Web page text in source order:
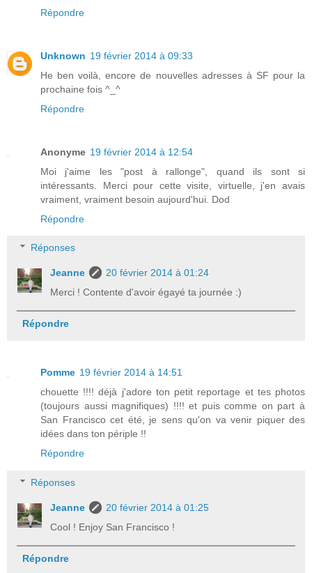
Répondre
Unknown 19 février 2014 à 09:33
He ben voilà, encore de nouvelles adresses à SF pour la
prochaine fois ^_^
Répondre
Anonyme 19 février 2014 à 12:54
Moi j'aime les "post à rallonge", quand ils sont si
intéressants. Merci pour cette visite, virtuelle, j'en avais
vraiment, vraiment besoin aujourd'hui. Dod
Répondre
Réponses
Jeanne
20 février 2014 à 01:24
Merci ! Contente d'avoir égayé ta journée :)
Répondre
Pomme 19 février 2014 à 14:51
chouette !!!! déjà j'adore ton petit reportage et tes photos
(toujours aussi magnifiques) !!!! et puis comme on part à
San Francisco cet été, je sens qu'on va venir piquer des
idées dans ton périple !!
Répondre
Réponses
Jeanne
20 février 2014 à 01:25
Cool ! Enjoy San Francisco !
Répondre